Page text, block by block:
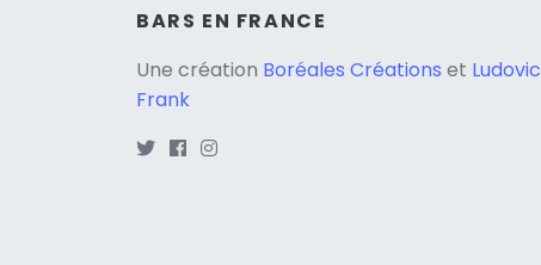
BARS EN FRANCE
Une création Boréales Créations et Ludovic
Frank